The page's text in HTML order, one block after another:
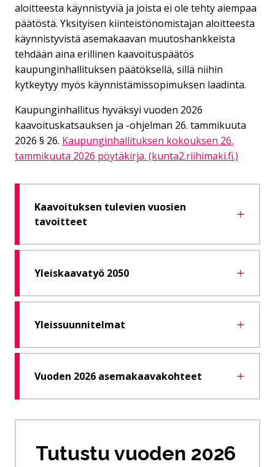
aloitteesta käynnistyviä ja joista ei ole tehty aiempaa
päätöstä. Yksityisen kiinteistönomistajan aloitteesta
käynnistyvistä asemakaavan muutoshankkeista
tehdään aina erillinen kaavoituspäätös
kaupunginhallituksen päätöksellä, sillä niihin
kytkeytyy myös käynnistämissopimuksen laadinta.
Kaupunginhallitus hyväksyi vuoden 2026
kaavoituskatsauksen ja -ohjelman 26. tammikuuta
2026 § 26. Kaupunginhallituksen kokouksen 26.
tammikuuta 2026 pöytäkirja. (kunta2.riihimaki.fi.)
Kaavoituksen tulevien vuosien
tavoitteet
Yleiskaavatyö 2050
Yleissuunnitelmat
Vuoden 2026 asemakaavakohteet
Tutustu vuoden 2026